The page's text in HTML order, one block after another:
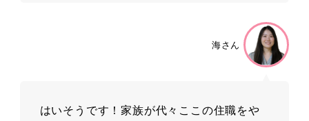
海さん
はいそうです！家族が代々ここの住職をや